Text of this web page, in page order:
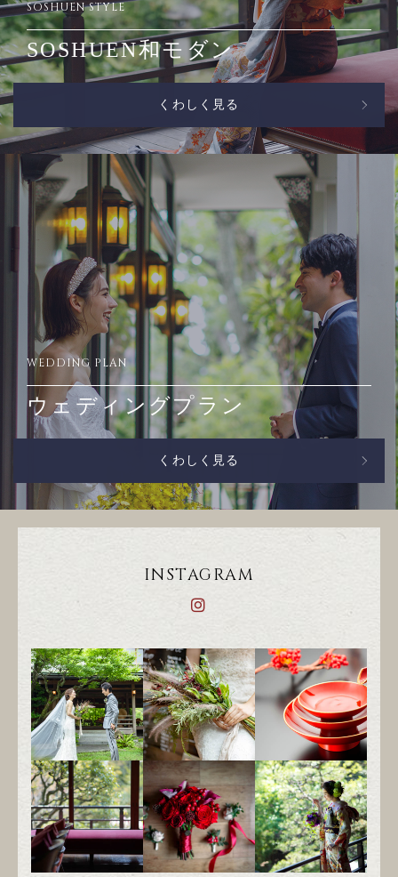
SOSHUEN STYLE
SOSHUEN和モダン
くわしく見る
WEDDING PLAN
ウェディングプラン
くわしく見る
INSTAGRAM